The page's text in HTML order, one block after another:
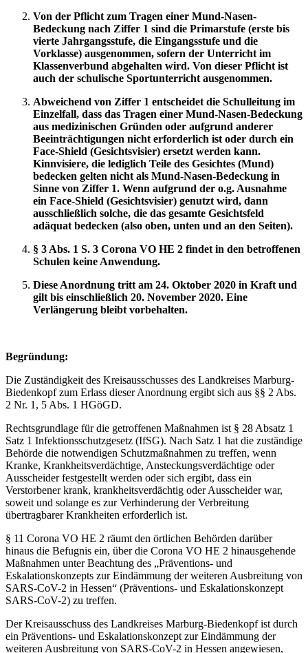
Von der Pflicht zum Tragen einer Mund-Nasen-
Bedeckung nach Ziffer 1 sind die Primarstufe (erste bis
vierte Jahrgangsstufe, die Eingangsstufe und die
Vorklasse) ausgenommen, sofern der Unterricht im
Klassenverbund abgehalten wird. Von dieser Pflicht ist
auch der schulische Sportunterricht ausgenommen.
Abweichend von Ziffer 1 entscheidet die Schulleitung im
Einzelfall, dass das Tragen einer Mund-Nasen-Bedeckung
aus medizinischen Gründen oder aufgrund anderer
Beeinträchtigungen nicht erforderlich ist oder durch ein
Face-Shield (Gesichtsvisier) ersetzt werden kann.
Kinnvisiere, die lediglich Teile des Gesichtes (Mund)
bedecken gelten nicht als Mund-Nasen-Bedeckung in
Sinne von Ziffer 1. Wenn aufgrund der o.g. Ausnahme
ein Face-Shield (Gesichtsvisier) genutzt wird, dann
ausschließlich solche, die das gesamte Gesichtsfeld
adäquat bedecken (also oben, unten und an den Seiten).
§ 3 Abs. 1 S. 3 Corona VO HE 2 findet in den betroffenen
Schulen keine Anwendung.
Diese Anordnung tritt am 24. Oktober 2020 in Kraft und
gilt bis einschließlich 20. November 2020. Eine
Verlängerung bleibt vorbehalten.
Begründung:
Die Zuständigkeit des Kreisausschusses des Landkreises Marburg-
Biedenkopf zum Erlass dieser Anordnung ergibt sich aus §§ 2 Abs.
2 Nr. 1, 5 Abs. 1 HGöGD.
Rechtsgrundlage für die getroffenen Maßnahmen ist § 28 Absatz 1
Satz 1 Infektionsschutzgesetz (IfSG). Nach Satz 1 hat die zuständige
Behörde die notwendigen Schutzmaßnahmen zu treffen, wenn
Kranke, Krankheitsverdächtige, Ansteckungsverdächtige oder
Ausscheider festgestellt werden oder sich ergibt, dass ein
Verstorbener krank, krankheitsverdächtig oder Ausscheider war,
soweit und solange es zur Verhinderung der Verbreitung
übertragbarer Krankheiten erforderlich ist.
§ 11 Corona VO HE 2 räumt den örtlichen Behörden darüber
hinaus die Befugnis ein, über die Corona VO HE 2 hinausgehende
Maßnahmen unter Beachtung des „Präventions- und
Eskalationskonzepts zur Eindämmung der weiteren Ausbreitung von
SARS-CoV-2 in Hessen“ (Präventions- und Eskalationskonzept
SARS-CoV-2) zu treffen.
Der Kreisausschuss des Landkreises Marburg-Biedenkopf ist durch
ein Präventions- und Eskalationskonzept zur Eindämmung der
weiteren Ausbreitung von SARS-CoV-2 in Hessen angewiesen,